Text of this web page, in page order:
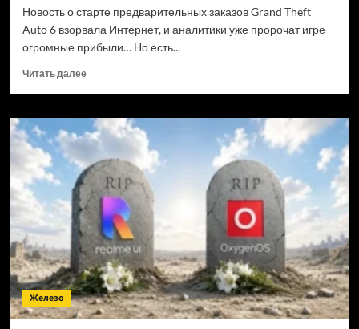
Новость о старте предварительных заказов Grand Theft
Auto 6 взорвала Интернет, и аналитики уже пророчат игре
огромные прибыли… Но есть...
Читать далееПрочитать
Когда
GTA
на ПК?
Железо